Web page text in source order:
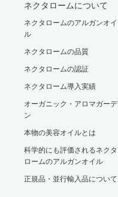
ネクタロームについて
ネクタロームのアルガンオイ
ル
ネクタロームの品質
ネクタロームの認証
ネクタローム導入実績
オーガニック・アロマガーデ
ン
本物の美容オイルとは
科学的にも評価されるネクタ
ロームのアルガンオイル
正規品・並行輸入品について